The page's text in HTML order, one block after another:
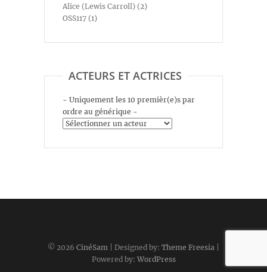
Alice (Lewis Carroll) (2)
OSS117 (1)
ACTEURS ET ACTRICES
- Uniquement les 10 premièr(e)s par
ordre au générique -
© 2026 CinéSam | Designed by: Theme Freesia
Powered by: WordPress